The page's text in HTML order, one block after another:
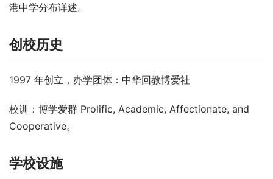
港中学分布详述。
创校历史
1997 年创立，办学团体：中华回教博爱社
校训：博学爱群 Prolific, Academic, Affectionate, and
Cooperative。
学校设施